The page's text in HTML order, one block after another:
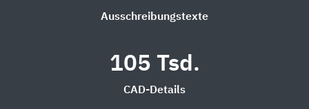
Ausschreibungstexte
105 Tsd.
CAD-Details